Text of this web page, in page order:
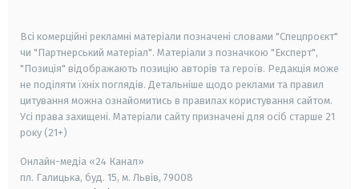
Всі комерційні рекламні матеріали позначені словами "Спецпроєкт"
чи "Партнерський матеріал". Матеріали з позначкою "Експерт",
"Позиція" відображають позицію авторів та героїв. Редакція може
не поділяти їхніх поглядів. Детальніше щодо реклами та правил
цитування можна ознайомитись в правилах користування сайтом.
Усі права захищені. Матеріали сайту призначені для осіб старше 21
року (21+)
Онлайн-медіа «24 Канал»
пл. Галицька, буд. 15, м. Львів, 79008